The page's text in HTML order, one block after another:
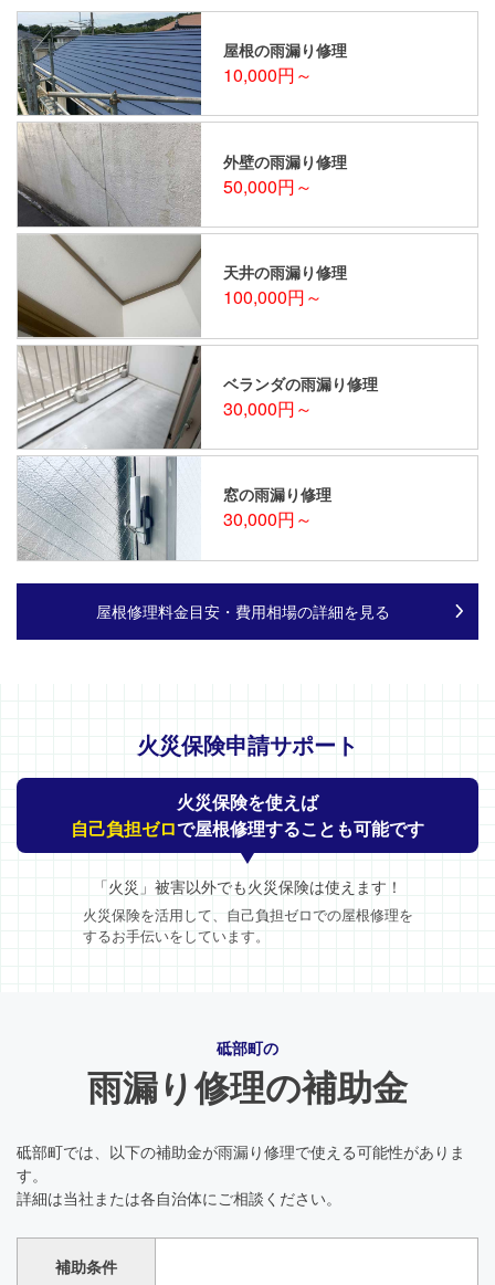
屋根の雨漏り修理
10,000円～
外壁の雨漏り修理
50,000円～
天井の雨漏り修理
100,000円～
ベランダの雨漏り修理
30,000円～
窓の雨漏り修理
30,000円～
屋根修理料金目安・費用相場の詳細を見る
火災保険申請サポート
火災保険を使えば
自己負担ゼロで屋根修理することも可能です
「火災」被害以外でも火災保険は使えます！
火災保険を活用して、自己負担ゼロでの屋根修理を
するお手伝いをしています。
砥部町の
雨漏り修理の補助金
砥部町では、以下の補助金が雨漏り修理で使える可能性がありま
す。
詳細は当社または各自治体にご相談ください。
補助条件